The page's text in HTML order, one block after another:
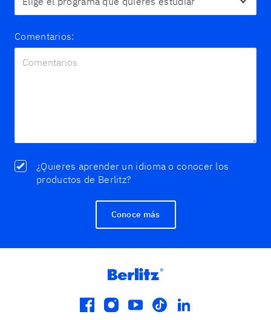
Comentarios:
¿Quieres aprender un idioma o conocer los
productos de Berlitz?
Conoce más
facebook
instagram
youtube
tiktoklinkedin